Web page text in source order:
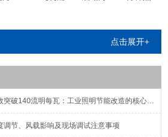
点击展开+
欧司朗LED天棚灯系统光效突破140流明每瓦：工业照明节能改造的核心指标解析
节、风载影响及现场调试注意事项